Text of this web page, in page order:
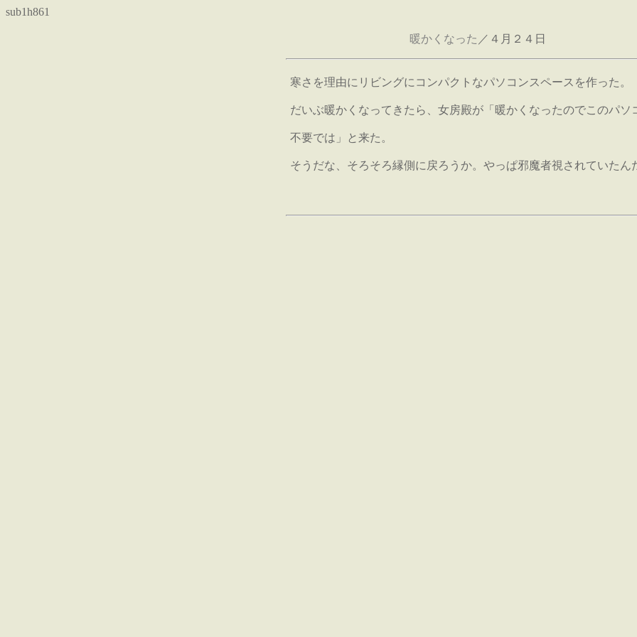
sub1h861
暖かくなった ／４月２４日
寒さを理由にリビングにコンパクトなパソコンスペースを作った。
だいぶ暖かくなってきたら、女房殿が「暖かくなったのでこのパソ
不要では」と来た。
そうだな、そろそろ縁側に戻ろうか。やっぱ邪魔者視されていたん